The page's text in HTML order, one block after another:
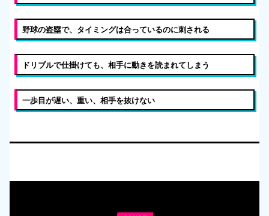
野球の盗塁で、タイミングは合っているのに刺される
ドリブルで仕掛けても、相手に動きを読まれてしまう
一歩目が遅い、重い、相手を抜けない